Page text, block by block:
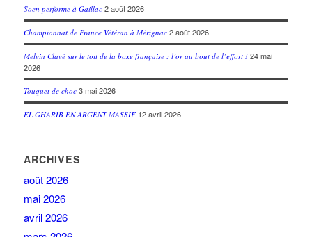
Soen performe à Gaillac 2 août 2026
Championnat de France Vétéran à Mérignac 2 août 2026
Melvin Clavé sur le toit de la boxe française : l’or au bout de l’effort ! 24 mai
2026
Touquet de choc 3 mai 2026
EL GHARIB EN ARGENT MASSIF 12 avril 2026
ARCHIVES
août 2026
mai 2026
avril 2026